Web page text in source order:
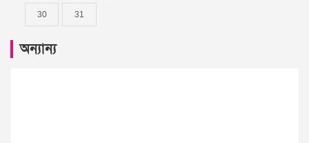
30 31
অন্যান্য